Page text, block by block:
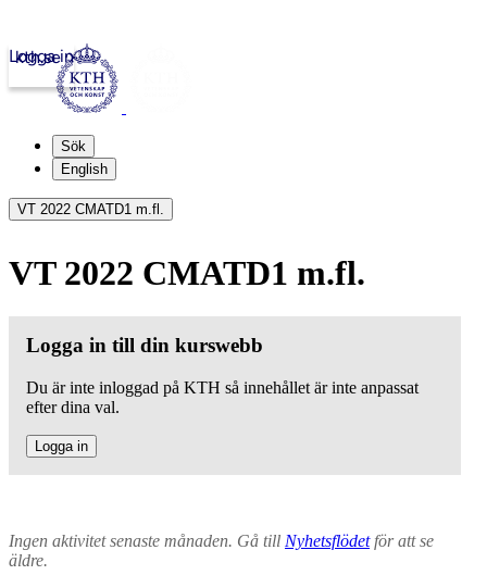
kth.se
Logga in
Sök
English
VT 2022 CMATD1 m.fl.
VT 2022 CMATD1 m.fl.
Logga in till din kurswebb
Du är inte inloggad på KTH så innehållet är inte anpassat
efter dina val.
Logga in
Ingen aktivitet senaste månaden. Gå till Nyhetsflödetför att se
äldre.